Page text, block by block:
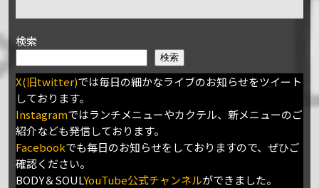
検索
検索
X(旧twitter)では毎日の細かなライブのお知らせをツイート
しております。
Instagramではランチメニューやカクテル、新メニューのご
紹介なども発信しております。
Facebookでも毎日のお知らせをしておりますので、ぜひご
確認ください。
BODY＆SOULYouTube公式チャンネルができました。